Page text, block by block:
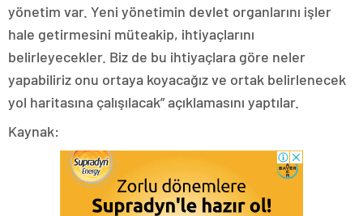
yönetim var. Yeni yönetimin devlet organlarını işler
hale getirmesini müteakip, ihtiyaçlarını
belirleyecekler. Biz de bu ihtiyaçlara göre neler
yapabiliriz onu ortaya koyacağız ve ortak belirlenecek
yol haritasına çalışılacak” açıklamasını yaptılar.
Kaynak: